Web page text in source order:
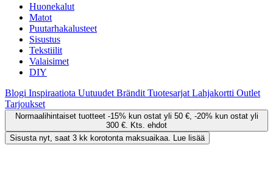
Huonekalut
Matot
Puutarhakalusteet
Sisustus
Tekstiilit
Valaisimet
DIY
Blogi Inspiraatiota Uutuudet Brändit Tuotesarjat Lahjakortti Outlet
Tarjoukset
Normaalihintaiset tuotteet -15% kun ostat yli 50 €, -20% kun ostat yli
300 €. Kts. ehdot
Sisusta nyt, saat 3 kk korotonta maksuaikaa. Lue lisää